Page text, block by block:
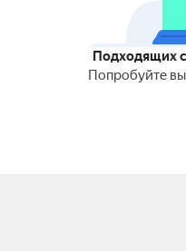
Подходящих
Попробуйте